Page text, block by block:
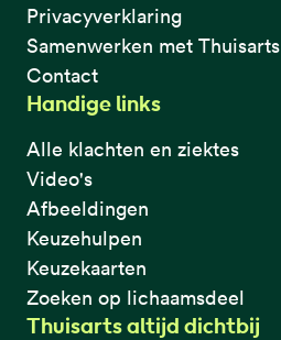
Privacyverklaring
Samenwerken met Thuisarts
Contact
Handige links
Alle klachten en ziektes
Video's
Afbeeldingen
Keuzehulpen
Keuzekaarten
Zoeken op lichaamsdeel
Thuisarts altijd dichtbij